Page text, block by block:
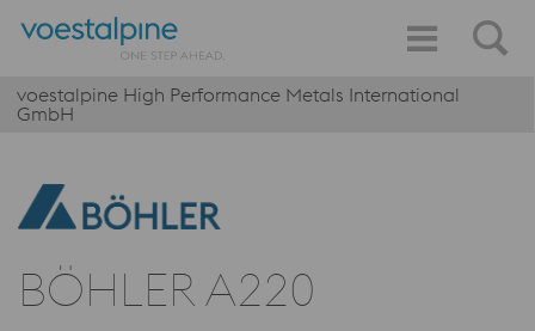
voestalpine High Performance Metals International
GmbH
BÖHLER A220